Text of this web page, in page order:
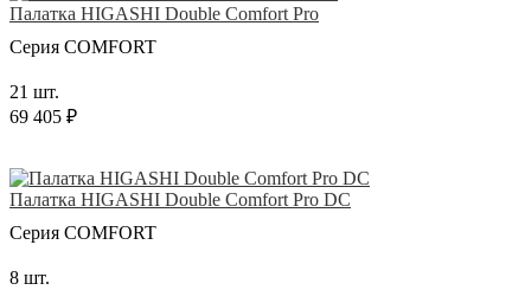
Палатка HIGASHI Double Comfort Pro
Серия COMFORT
21 шт.
69 405 ₽
Палатка HIGASHI Double Comfort Pro DC
Серия COMFORT
8 шт.